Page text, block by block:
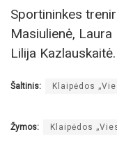
Sportininkes
Masiulienė,
Lilija Kazlauskaitė.
Šaltinis: Klaipėdos
Žymos: Klaipėdos